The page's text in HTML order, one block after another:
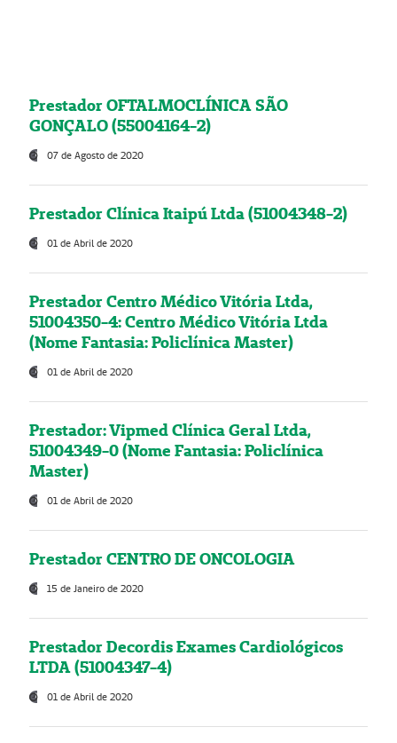
Prestador OFTALMOCLÍNICA SÃO
GONÇALO (55004164-2)
07 de Agosto de 2020
Prestador Clínica Itaipú Ltda (51004348-2)
01 de Abril de 2020
Prestador Centro Médico Vitória Ltda,
51004350-4: Centro Médico Vitória Ltda
(Nome Fantasia: Policlínica Master)
01 de Abril de 2020
Prestador: Vipmed Clínica Geral Ltda,
51004349-0 (Nome Fantasia: Policlínica
Master)
01 de Abril de 2020
Prestador CENTRO DE ONCOLOGIA
15 de Janeiro de 2020
Prestador Decordis Exames Cardiológicos
LTDA (51004347-4)
01 de Abril de 2020